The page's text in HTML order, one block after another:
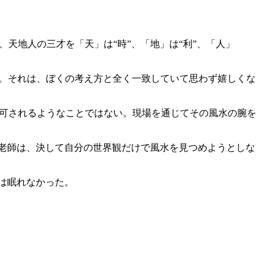
地人の三才を「天」は“時”、「地」は“利”、「人」
それは、ぼくの考え方と全く一致していて思わず嬉しくな
れるようなことではない。現場を通じてその風水の腕を
は、決して自分の世界観だけで風水を見つめようとしな
れなかった。